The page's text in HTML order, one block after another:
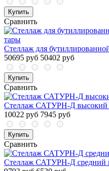
Купить
Сравнить
Стеллаж для
50695 руб 50402 руб
Купить
Сравнить
Стеллаж САТУРН-Д высокий
10022 руб 7945 руб
Купить
Сравнить
Стеллаж САТУРН-Д средний